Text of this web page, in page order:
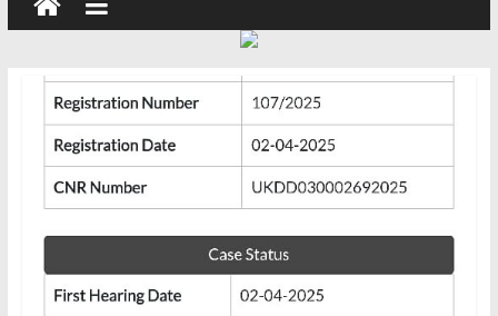
24×7 अलर्ट मोड में रहें अधिकारी-मुख्य सचिव मानसून-एसईओसी से मुख्य सचिव ने
की विस्तृत समीक्षा कहा-बंद सड़कों को शीघ्र खोला जाए, लोगों को न हो दिक्कत